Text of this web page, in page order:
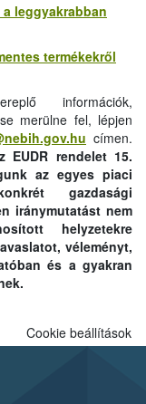
leggyakrabban
termékekről
információk,
merülne fel, lépjen
címen.
EUDR rendelet 15.
az egyes piaci
gazdasági
iránymutatást nem
helyzetekre
véleményt,
és a gyakran
Cookie beállítások